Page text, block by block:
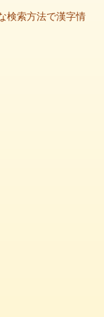
検索方法で漢字情